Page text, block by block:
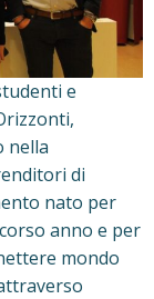
e
nella
di
nato per
anno e per
mondo